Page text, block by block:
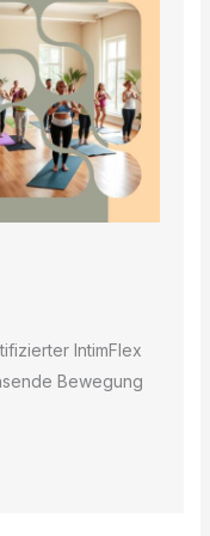
IntimFlex
Bewegung